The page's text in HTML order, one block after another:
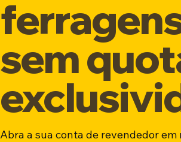
sem
Abra a sua conta de revendedor